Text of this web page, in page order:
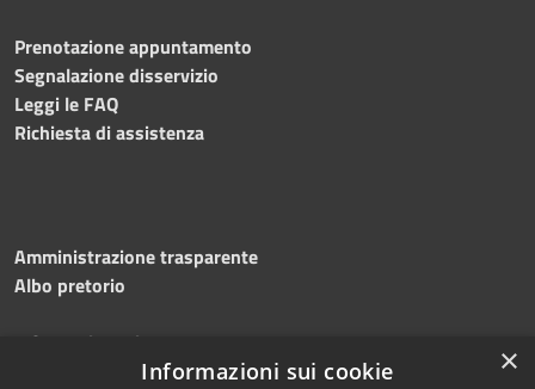
Prenotazione appuntamento
Segnalazione disservizio
Leggi le FAQ
Richiesta di assistenza
Amministrazione trasparente
Albo pretorio
Informativa privacy
×
Informazioni sui cookie